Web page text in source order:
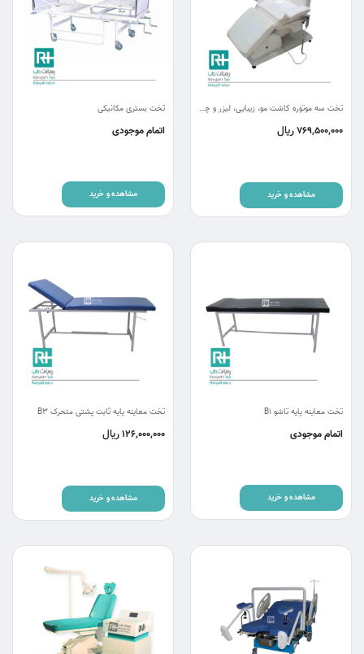
تخت سه موتوره کاشت مو، زیبایی، لیزر و چشم پزشکی اکونومی 1 RC3.eco
769,500,000ریال
مشاهده و خرید
تخت بستری مکانیکی
اتمام موجودی
مشاهده و خرید
تخت معاینه پایه تاشو B1
اتمام موجودی
مشاهده و خرید
تخت معاینه پایه ثابت پشتی متحرک B3
126,000,000ریال
مشاهده و خرید